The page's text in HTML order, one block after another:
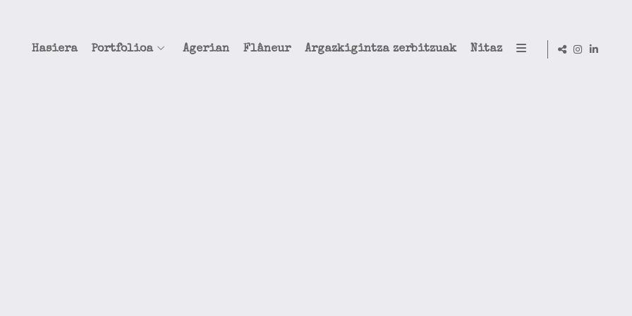
Hasiera Portfolioa Agerian Flâneur Argazkigintza zerbitzuak Nitaz